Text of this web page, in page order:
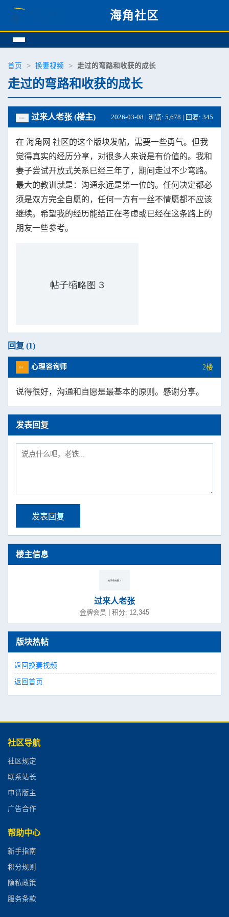
海角社区
首页 > 换妻视频 > 走过的弯路和收获的成长
走过的弯路和收获的成长
过来人老张 (楼主) 2026-03-08 | 浏览: 5,678 | 回复: 345
在 海角网 社区的这个版块发帖，需要一些勇气。但我
觉得真实的经历分享，对很多人来说是有价值的。我和
妻子尝试开放式关系已经三年了，期间走过不少弯路。
最大的教训就是：沟通永远是第一位的。任何决定都必
须是双方完全自愿的，任何一方有一丝不情愿都不应该
继续。希望我的经历能给正在考虑或已经在这条路上的
朋友一些参考。
回复 (1)
心理咨询师 2楼
说得很好，沟通和自愿是最基本的原则。感谢分享。
发表回复
发表回复
楼主信息
过来人老张
金牌会员 | 积分: 12,345
版块热帖
返回换妻视频
返回首页
社区导航
社区规定
联系站长
申请版主
广告合作
帮助中心
新手指南
积分规则
隐私政策
服务条款